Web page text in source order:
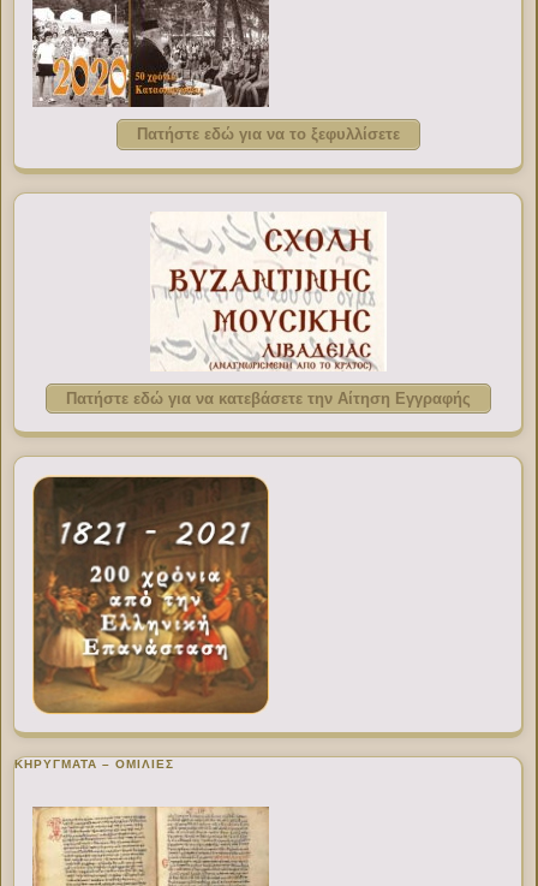
Πατήστε εδώ για να το ξεφυλλίσετε
Πατήστε εδώ για να κατεβάσετε την Αίτηση Εγγραφής
ΚΗΡΥΓΜΑΤΑ – ΟΜΙΛΙΕΣ